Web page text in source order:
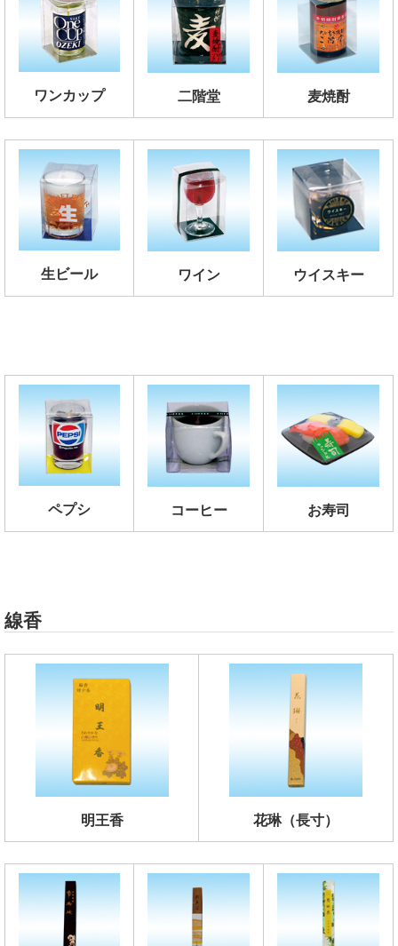
ワンカップ 二階堂 麦焼酎
生ビール ワイン ウイスキー
ペプシ コーヒー お寿司
線香
明王香 花琳（長寸）